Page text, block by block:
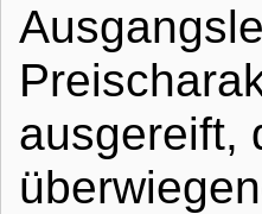
ausgereift,